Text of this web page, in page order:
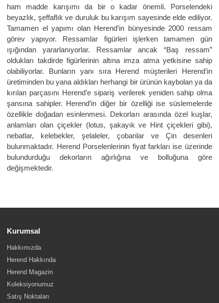
ham madde karışımı da bir o kadar önemli. Porselendeki
beyazlık, şeffaflık ve duruluk bu karışım sayesinde elde ediliyor.
Tamamen el yapımı olan Herend’in bünyesinde 2000 ressam
görev yapıyor. Ressamlar figürleri işlerken tamamen gün
ışığından yararlanıyorlar. Ressamlar ancak “Baş ressam”
oldukları takdirde figürlerinin altına imza atma yetkisine sahip
olabiliyorlar. Bunların yanı sıra Herend müşterileri Herend’in
üretiminden bu yana aldıkları herhangi bir ürünün kaybolan ya da
kırılan parçasını Herend’e sipariş verilerek yeniden sahip olma
şansına sahipler. Herend’in diğer bir özelliği ise süslemelerde
özellikle doğadan esinlenmesi. Dekorları arasında özel kuşlar,
anlamları olan çiçekler (lotus, şakayık ve Hint çiçekleri gibi),
nebatlar, kelebekler, şelaleler, çobanlar ve Çin desenleri
bulunmaktadır. Herend Porselenlerinin fiyat farkları ise üzerinde
bulundurduğu dekorların ağırlığına ve bolluğuna göre
değişmektedir.
Kurumsal
Hakkımızda
Herend Hakkında
Herend Magazin
Koleksiyonumuz
Satış Noktaları